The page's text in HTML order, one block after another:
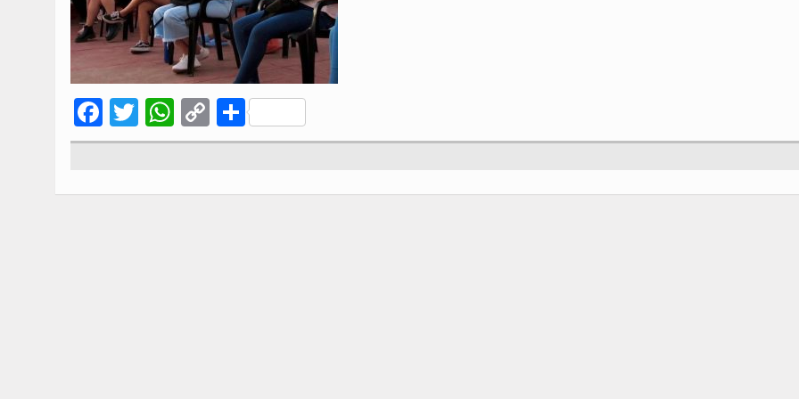
Facebook
TwitterWhatsApp
Copy
Link
Compartir